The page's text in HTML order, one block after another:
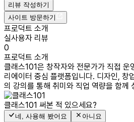
리뷰 작성하기
사이트 방문하기
프로덕트 소개
실사용자 리뷰
0
프로덕트 소개
클래스101은 창작자와 전문가가 직접 운
리에이터 중심 플랫폼입니다. 디자인, 창
의 강의를 통해 취미와 직업 역량을 함께
클래스101 써본 적 있으세요?
네, 사용해 봤어요 아니요